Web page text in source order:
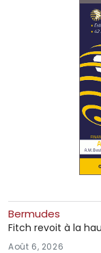
Bermudes
Fitch revoit à la
Août 6, 2026